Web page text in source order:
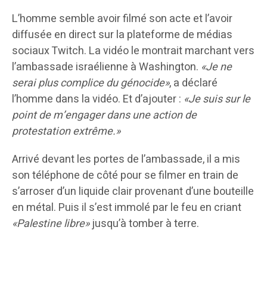
L’homme semble avoir filmé son acte et l’avoir
diffusée en direct sur la plateforme de médias
sociaux Twitch. La vidéo le montrait marchant vers
l’ambassade israélienne à Washington. «Je ne
serai plus complice du génocide», a déclaré
l’homme dans la vidéo. Et d’ajouter : «Je suis sur le
point de m’engager dans une action de
protestation extrême.»
Arrivé devant les portes de l’ambassade, il a mis
son téléphone de côté pour se filmer en train de
s’arroser d’un liquide clair provenant d’une bouteille
en métal. Puis il s’est immolé par le feu en criant
«Palestine libre»jusqu’à tomber à terre.